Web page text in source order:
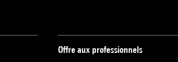
Offre aux professionnels